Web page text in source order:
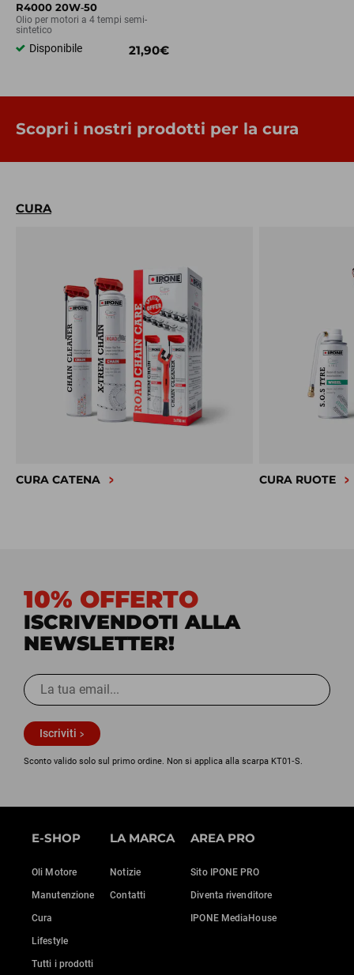
R4000 20W‑50
Olio per motori a 4 tempi semi-
sintetico
Disponibile 21,90€
Scopri i nostri prodotti per la cura
CURA
CURA CATENA CURA RUOTE
10% OFFERTO
ISCRIVENDOTI ALLA
NEWSLETTER!
Iscriviti
Sconto valido solo sul primo ordine. Non si applica alla scarpa KT01‑S.
E-SHOP
Oli Motore
Manutenzione
Cura
Lifestyle
Tutti i prodotti
LA MARCA
Notizie
Contatti
AREA PRO
Sito IPONE PRO
Diventa rivenditore
IPONE MediaHouse